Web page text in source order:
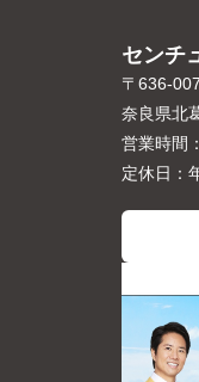
センチ
〒636-
奈良県北
営業時間：
定休日：